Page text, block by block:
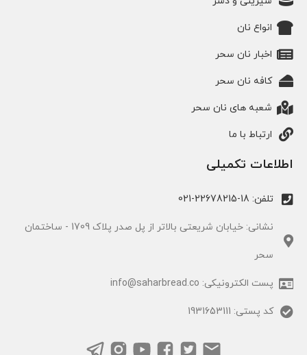
انواع نان
اخبار نان سحر
کافه نان سحر
شعبه های نان سحر
ارتباط با ما
اطلاعات تکمیلی
تلفن: 18-22678215-021
نشانی: خیابان شریعتی بالاتر از پل صدر پلاک 1709 - ساختمان
سحر
پست الکترونیکی: info@saharbread.co
کد پستی: 1931653111